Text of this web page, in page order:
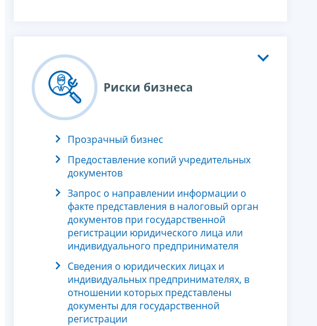
Риски бизнеса
Прозрачный бизнес
Предоставление копий учредительных
документов
Запрос о направлении информации о
факте представления в налоговый орган
документов при государственной
регистрации юридического лица или
индивидуального предпринимателя
Сведения о юридических лицах и
индивидуальных предпринимателях, в
отношении которых представлены
документы для государственной
регистрации